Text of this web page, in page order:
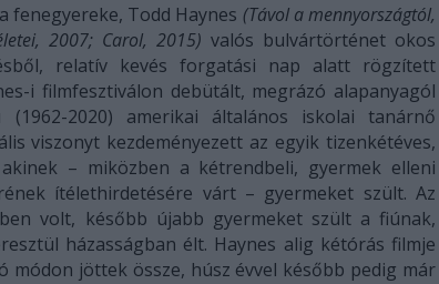
fenegyereke, Todd Haynes (Távol a mennyországtól,
2007; Carol, 2015) valós bulvártörténet okos
relatív kevés forgatási nap alatt rögzített
i filmfesztiválon debütált, megrázó alapanyagól
2020) amerikai általános iskolai tanárnő
viszonyt kezdeményezett az egyik tizenkétéves,
– miközben a kétrendbeli, gyermek elleni
ítélethirdetésére várt – gyermeket szült. Az
volt, később újabb gyermeket szült a fiúnak,
házasságban élt. Haynes alig kétórás filmje
módon jöttek össze, húsz évvel később pedig már